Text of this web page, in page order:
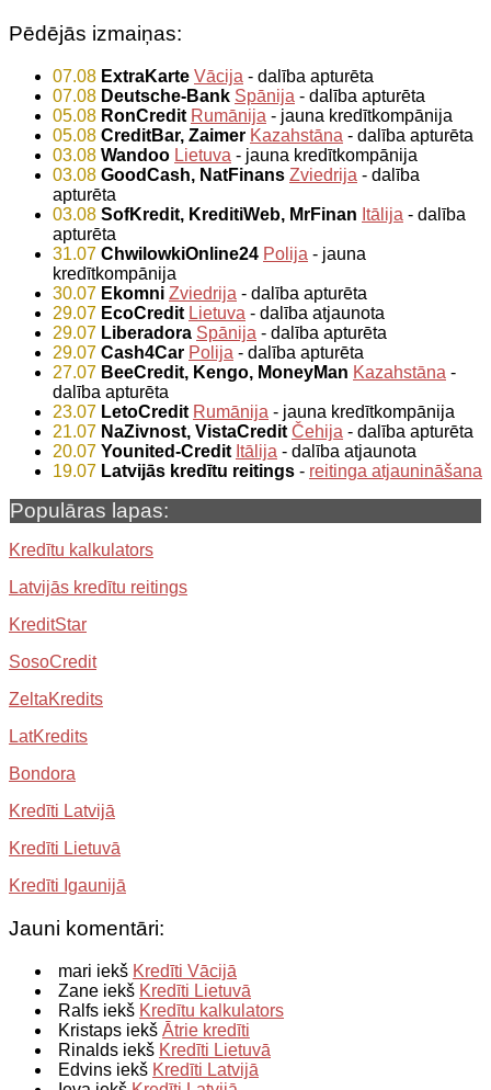
Pēdējās izmaiņas:
07.08 ExtraKarte Vācija - dalība apturēta
07.08 Deutsche-Bank Spānija - dalība apturēta
05.08 RonCredit Rumānija - jauna kredītkompānija
05.08 CreditBar, Zaimer Kazahstāna - dalība apturēta
03.08 Wandoo Lietuva - jauna kredītkompānija
03.08 GoodCash, NatFinans Zviedrija - dalība
apturēta
03.08 SofKredit, KreditiWeb, MrFinan Itālija - dalība
apturēta
31.07 ChwilowkiOnline24 Polija - jauna
kredītkompānija
30.07 Ekomni Zviedrija - dalība apturēta
29.07 EcoCredit Lietuva - dalība atjaunota
29.07 Liberadora Spānija - dalība apturēta
29.07 Cash4Car Polija - dalība apturēta
27.07 BeeCredit, Kengo, MoneyMan Kazahstāna -
dalība apturēta
23.07 LetoCredit Rumānija - jauna kredītkompānija
21.07 NaZivnost, VistaCredit Čehija - dalība apturēta
20.07 Younited-Credit Itālija - dalība atjaunota
19.07 Latvijās kredītu reitings - reitinga atjaunināšana
Populāras lapas:
Kredītu kalkulators
Latvijās kredītu reitings
KreditStar
SosoCredit
ZeltaKredits
LatKredits
Bondora
Kredīti Latvijā
Kredīti Lietuvā
Kredīti Igaunijā
Jauni komentāri:
mari iekš Kredīti Vācijā
Zane iekš Kredīti Lietuvā
Ralfs iekš Kredītu kalkulators
Kristaps iekš Ātrie kredīti
Rinalds iekš Kredīti Lietuvā
Edvins iekš Kredīti Latvijā